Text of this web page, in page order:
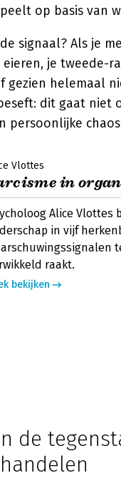
op basis van
signaal? Als je
je tweede-
gezien helemaal
dit gaat niet
persoonlijke
Vlottes
in
Alice Vlottes
in vijf
raakt.
bekijken
de